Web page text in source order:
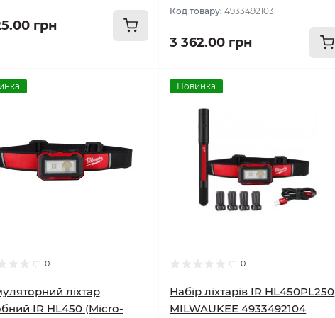
грн
Код товару:4933492103
3 362.00 грн
0
ліхтар
IR HL450 (Micro-
Новинка
0
Набір ліхтарів IR HL450PL250
MILWAUKEE 4933492104